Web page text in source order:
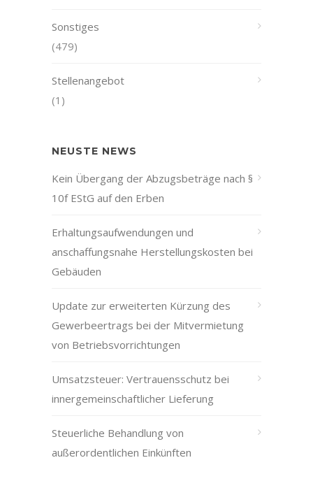
Sonstiges
(479)
Stellenangebot
(1)
NEUSTE NEWS
Kein Übergang der Abzugsbeträge nach §
10f EStG auf den Erben
Erhaltungsaufwendungen und
anschaffungsnahe Herstellungskosten bei
Gebäuden
Update zur erweiterten Kürzung des
Gewerbeertrags bei der Mitvermietung
von Betriebsvorrichtungen
Umsatzsteuer: Vertrauensschutz bei
innergemeinschaftlicher Lieferung
Steuerliche Behandlung von
außerordentlichen Einkünften